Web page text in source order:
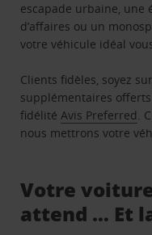
escapade urbaine, une
d’affaires ou un
votre véhicule idéal
Clients fidèles, soyez
supplémentaires
fidélitéAvis Preferred.
nous mettrons votre
Votre
attend … Et